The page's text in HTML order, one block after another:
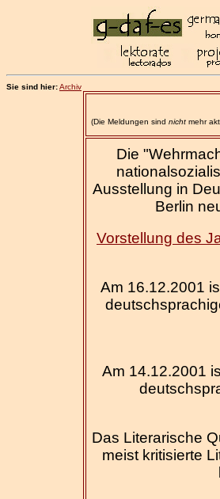
Sie sind hier:Archiv
(Die Meldungen sind nichtmehr
Die
Ausstellung in
Berlin
Vorstellung des
Am 16.12.2001
Am 14.12.2001
Das Literarische
meist kritisierte